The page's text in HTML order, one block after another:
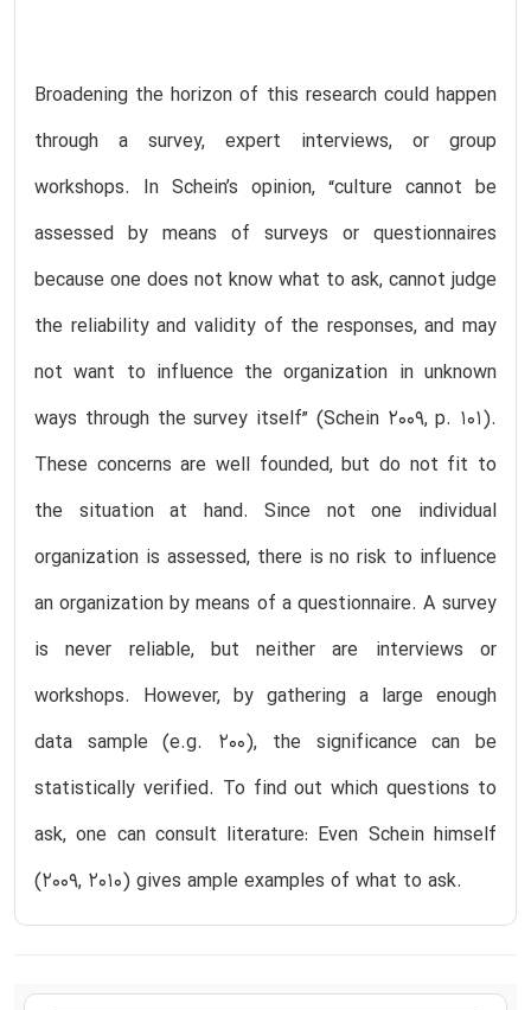
Broadening the horizon of this research could happen
through a survey, expert interviews, or group
workshops. In Schein’s opinion, “culture cannot be
assessed by means of surveys or questionnaires
because one does not know what to ask, cannot judge
the reliability and validity of the responses, and may
not want to influence the organization in unknown
ways through the survey itself” (Schein 2009, p. 101).
These concerns are well founded, but do not fit to
the situation at hand. Since not one individual
organization is assessed, there is no risk to influence
an organization by means of a questionnaire. A survey
is never reliable, but neither are interviews or
workshops. However, by gathering a large enough
data sample (e.g. 200), the significance can be
statistically verified. To find out which questions to
ask, one can consult literature: Even Schein himself
(2009, 2010) gives ample examples of what to ask.